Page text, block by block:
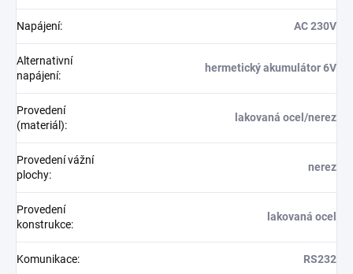
Napájení: AC 230V
Alternativní
napájení:
hermetický akumulátor 6V
Provedení
(materiál):
lakovaná ocel/nerez
Provedení vážní
plochy:
nerez
Provedení
konstrukce:
lakovaná ocel
Komunikace: RS232